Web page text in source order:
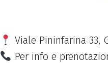
Viale Pininfarina 33,
Per info e